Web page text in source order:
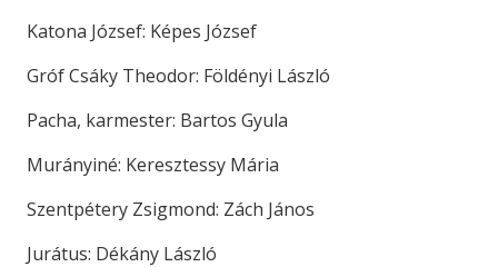
Katona József: Képes József
Gróf Csáky Theodor: Földényi László
Pacha, karmester: Bartos Gyula
Murányiné: Keresztessy Mária
Szentpétery Zsigmond: Zách János
Jurátus: Dékány László